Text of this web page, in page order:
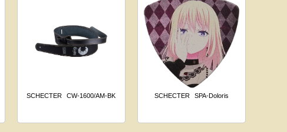
SCHECTER CW-1600/AM-BK SCHECTER SPA-Doloris